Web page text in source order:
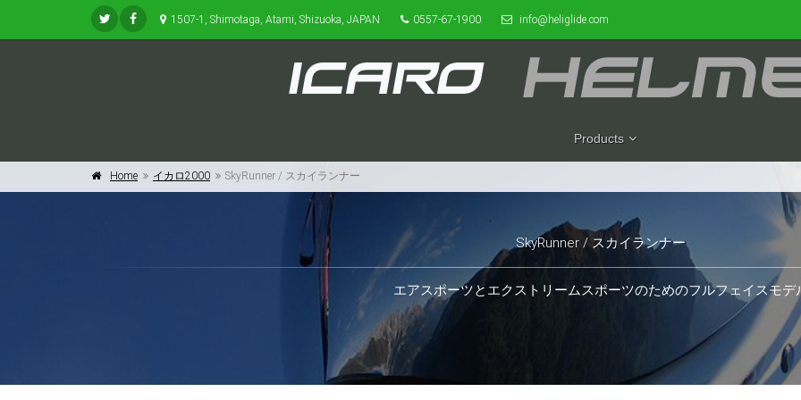
1507-1, Shimotaga, Atami, Shizuoka, JAPAN 0557-67-1900 info@heliglide.com
Products
Home イカロ2000 SkyRunner / スカイランナー
SkyRunner / スカイランナー
エアスポーツとエクストリームスポーツのためのフルフェイスモデ